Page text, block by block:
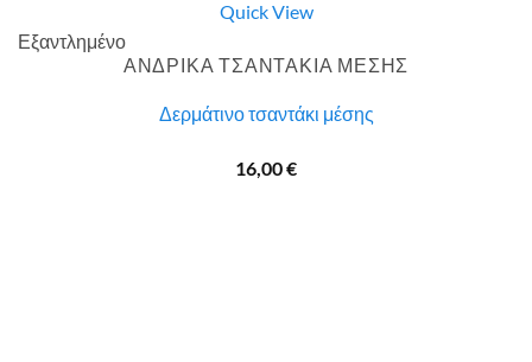
Quick View
Εξαντλημένο
ΑΝΔΡΙΚΑ ΤΣΑΝΤΑΚΙΑ ΜΕΣΗΣ
Δερμάτινο τσαντάκι μέσης
16,00€